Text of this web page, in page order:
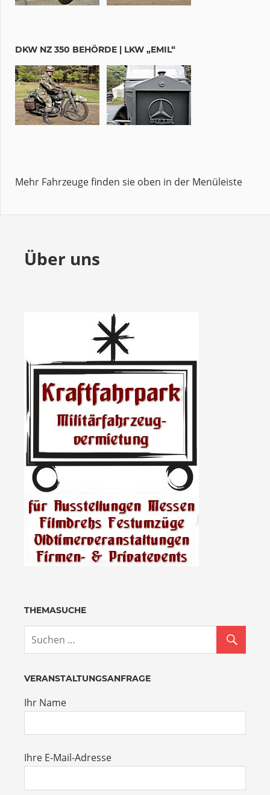
DKW NZ 350 BEHÖRDE | LKW „EMIL“
Mehr Fahrzeuge finden sie oben in der Menüleiste
Über uns
THEMASUCHE
VERANSTALTUNGSANFRAGE
Ihr Name
Ihre E-Mail-Adresse